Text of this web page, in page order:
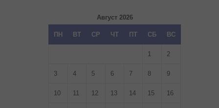
Август 2026
ПН ВТ СР ЧТ ПТ СБ ВС
1 2
3 4 5 6 7 8 9
10 11 12 13 14 15 16